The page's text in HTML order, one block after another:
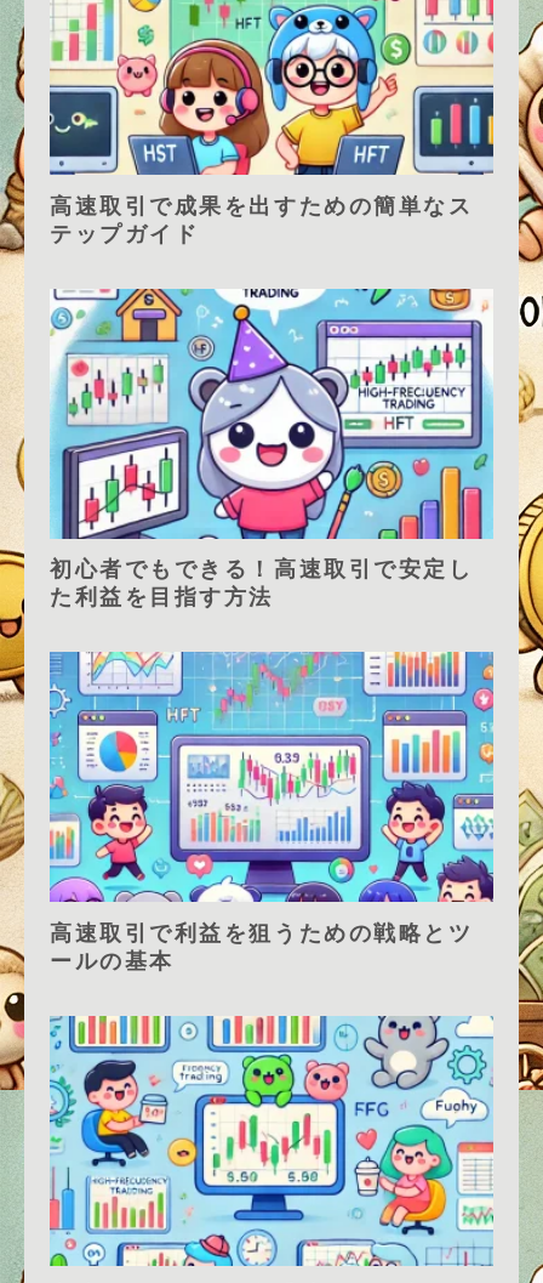
高速取引で成果を出すための簡単なス
テップガイド
初心者でもできる！高速取引で安定し
た利益を目指す方法
高速取引で利益を狙うための戦略とツ
ールの基本